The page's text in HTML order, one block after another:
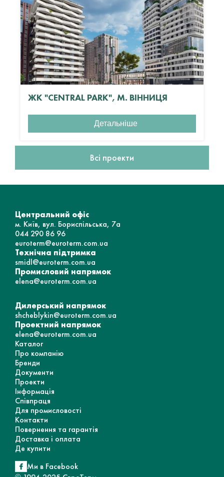
ЖК "CENTRAL PARK", М. ВІННИЦЯ
Детальніше
Всі проекти
Центральний офіс
м. Київ, вул. Бориспільська, 7а
044 290 86 96
euroterm@euroterm.com.ua
Технічна підтримка
smidl@euroterm.com.ua
Промисловий напрямок
elena@euroterm.com.ua
Дилерський напрямок
shcheblykin@euroterm.com.ua
Проектний напрямок
elena@euroterm.com.ua
Каталог
Про компанію
Бренди
Документи
Проекти
Інформація
Співпраця
Для промисловості
Контакти
Повернення та гарантія
Доставка і оплата
Де купити
Ми в Facebook